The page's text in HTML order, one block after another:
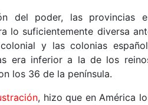
del poder, las provincias
lo suficientemente diversa
y las colonias
era inferior a la de los
los 36 de la península.
, hizo que en América